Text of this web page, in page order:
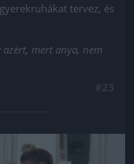
tervez, és
mert anya, nem